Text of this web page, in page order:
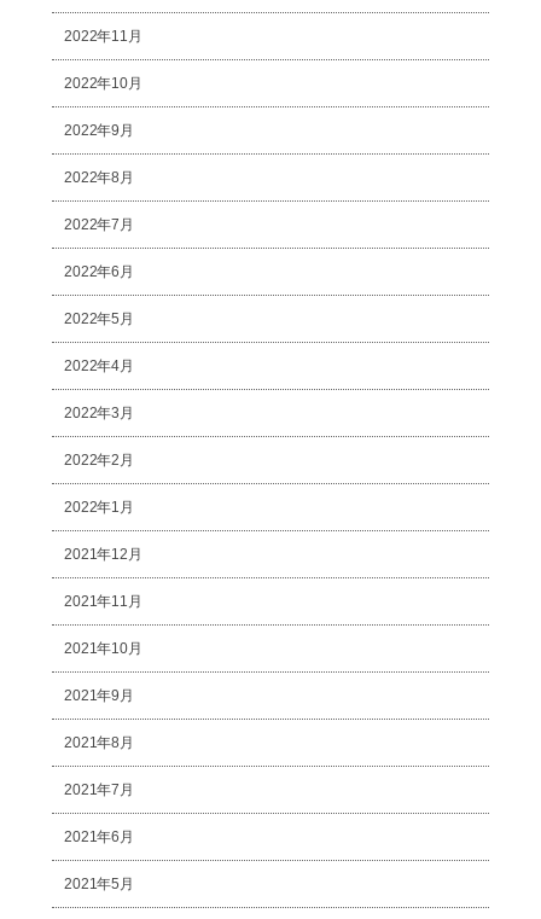
2022年11月
2022年10月
2022年9月
2022年8月
2022年7月
2022年6月
2022年5月
2022年4月
2022年3月
2022年2月
2022年1月
2021年12月
2021年11月
2021年10月
2021年9月
2021年8月
2021年7月
2021年6月
2021年5月